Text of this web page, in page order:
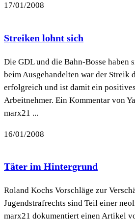
17/01/2008
Streiken lohnt sich
Die GDL und die Bahn-Bosse haben
beim Ausgehandelten war der Streik
erfolgreich und ist damit ein
Arbeitnehmer. Ein Kommentar von
marx21 ...
16/01/2008
Täter im Hintergrund
Roland Kochs Vorschläge zur
Jugendstrafrechts sind Teil einer
marx21 dokumentiert einen Artikel